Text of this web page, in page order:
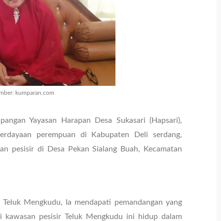
kumparan.com
Yayasan Harapan Desa Sukasari (Hapsari),
perempuan di Kabupaten Deli serdang,
pesisir di Desa Pekan Sialang Buah, Kecamatan
Mengkudu, Ia mendapati pemandangan yang
kawasan pesisir Teluk Mengkudu ini hidup dalam